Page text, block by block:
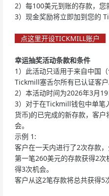
2）每100美元到账的存款，您
3）现金奖励将立即加到您的
点这里开设TICKMILL账户
幸运抽奖活动条款和条件
1）此活动只适用于来自中国
Tickmill塞舌尔所有已认证客户
2）本活动时间为2026年3月
3）对于在Tickmill钱包中单笔
货币)的已完成的新存款，客
会。
示例 1:
客户在一天内进行了2次存款
第一笔260美元的存款获得2
得3次机会。
客户从这2笔存款将总共获得5